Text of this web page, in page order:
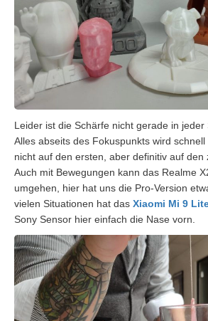
Leider ist die Schärfe nicht gerade in jeder
Alles abseits des Fokuspunkts wird
nicht auf den ersten, aber definitiv auf den
Auch mit Bewegungen kann das Realme
umgehen, hier hat uns die Pro-Version
vielen Situationen hat das Xiaomi Mi 9
Sony Sensor hier einfach die Nase vorn.